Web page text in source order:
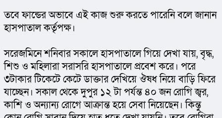
তবে ফান্ডের অভাবে এই কাজ শুরু করতে পারেনি বলে জানান
হাসপাতাল কর্তৃপক্ষ।
সরেজমিনে শনিবার সকালে হাসপাতালে গিয়ে দেখা যায়, বৃদ্ধ,
শিশু ও মহিলারা সরাসরি হাসপাতালে প্রবেশ করে। পরে
৩টাকার টিকেটে কেটে ডাক্তার দেখিয়ে ঔষধ নিয়ে বাড়ি ফিরে
যাচ্ছেন। সকাল থেকে দুপুর ১২ টা পর্যন্ত ৪০ জন রোগি জ্বর,
কাশি ও অন্যান্য রোগে আক্রান্ত হয়ে সেবা নিয়েছেন। কিন্তু